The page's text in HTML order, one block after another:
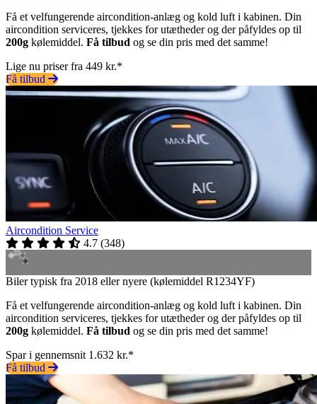
Få et velfungerende aircondition-anlæg og kold luft i kabinen. Din
aircondition serviceres, tjekkes for utætheder og der påfyldes op til
200g kølemiddel. Få tilbud og se din pris med det samme!
Lige nu priser fra 449 kr.*
Få tilbud
Aircondition Service
4.7 (348)
Biler typisk fra 2018 eller nyere (kølemiddel R1234YF)
Få et velfungerende aircondition-anlæg og kold luft i kabinen. Din
aircondition serviceres, tjekkes for utætheder og der påfyldes op til
200g kølemiddel. Få tilbud og se din pris med det samme!
Spar i gennemsnit 1.632 kr.*
Få tilbud